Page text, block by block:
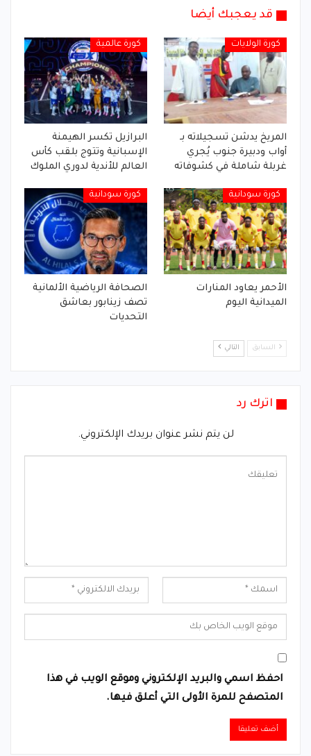
قد يعجبك أيضا
كورة الولايات
المريخ يدشن تسجيلاته بـ
أواب ودبيرة جنوب يُجري
غربلة شاملة في كشوفاته
كورة عالمية
البرازيل تكسر الهيمنة
الإسبانية وتتوج بلقب كأس
العالم للأندية لدوري الملوك
كورة سودانية
الأحمر يعاود المنارات
الميدانية اليوم
كورة سودانية
الصحافة الرياضية الألمانية
تصف زينابور بعاشق
التحديات
السابق التالي
اترك رد
لن يتم نشر عنوان بريدك الإلكتروني.
احفظ اسمي والبريد الإلكتروني وموقع الويب في هذا
المتصفح للمرة الأولى التي أعلق فيها.